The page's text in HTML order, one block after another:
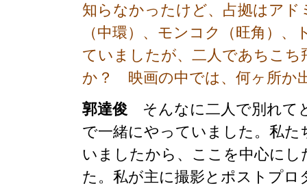
知らなかったけど、占拠はア
（中環）、モンコク（旺角）
ていましたが、二人であちこ
か？ 映画の中では、何ヶ所か
郭達俊 そんなに二人で別れて
で一緒にやっていました。私
いましたから、ここを中心に
た。私が主に撮影とポストプ